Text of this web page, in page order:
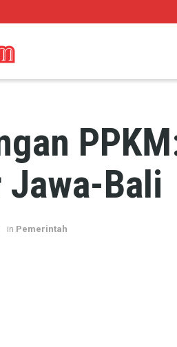
Jawa-Bali
in Pemerintah